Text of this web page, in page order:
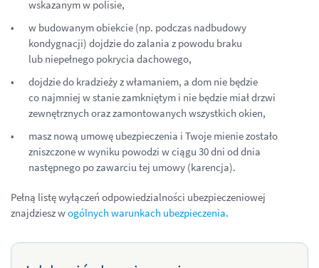
wskazanym w polisie,
w budowanym obiekcie (np. podczas nadbudowy
kondygnacji) dojdzie do zalania z powodu braku
lub niepełnego pokrycia dachowego,
dojdzie do kradzieży z włamaniem, a dom nie będzie
co najmniej w stanie zamkniętym i nie będzie miał drzwi
zewnętrznych oraz zamontowanych wszystkich okien,
masz nową umowę ubezpieczenia i Twoje mienie zostało
zniszczone w wyniku powodzi w ciągu 30 dni od dnia
następnego po zawarciu tej umowy (karencja).
Pełną listę wyłączeń odpowiedzialności ubezpieczeniowej
znajdziesz wogólnych warunkach ubezpieczenia.